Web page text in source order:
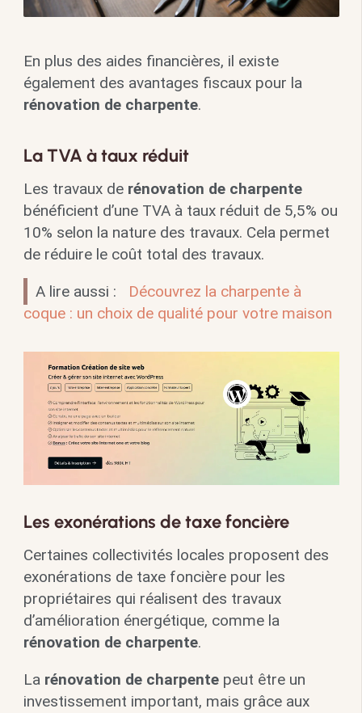
En plus des aides financières, il existe
également des avantages fiscaux pour la
rénovation de charpente.
La TVA à taux réduit
Les travaux de rénovation de charpente
bénéficient d’une TVA à taux réduit de 5,5% ou
10% selon la nature des travaux. Cela permet
de réduire le coût total des travaux.
A lire aussi :
Découvrez la charpente à
coque : un choix de qualité pour votre maison
Les exonérations de taxe foncière
Certaines collectivités locales proposent des
exonérations de taxe foncière pour les
propriétaires qui réalisent des travaux
d’amélioration énergétique, comme la
rénovation de charpente.
La rénovation de charpentepeut être un
investissement important, mais grâce aux